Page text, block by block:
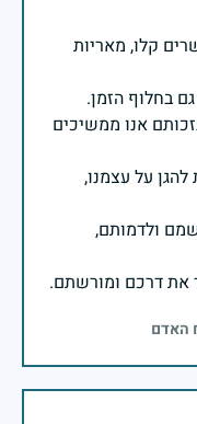
קלו, מאריות
אנו ממשיכים
על עצמנו,
ולדמותם,
את דרכם ומורשתם.
האדם